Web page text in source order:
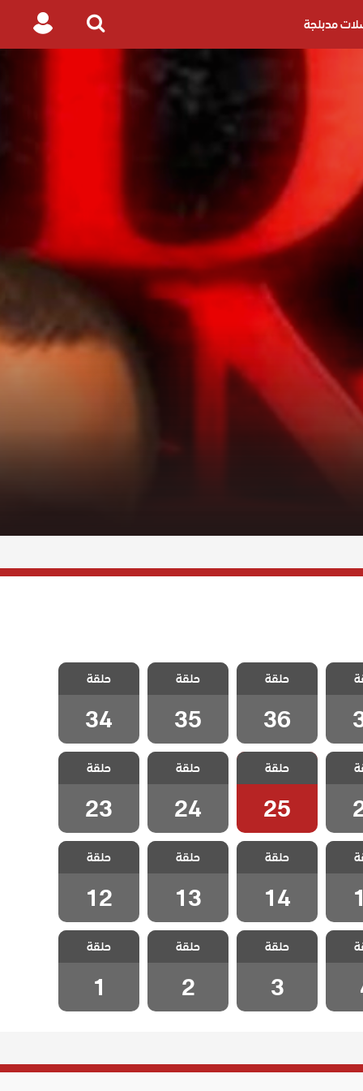
مدبلجة
Search
Login
37
مسلسل زينب
مدبلج الحلقة 36
حلقة
36
مسلسل زينب
مدبلج الحلقة 35
حلقة
35
مسلسل زينب
مدبلج الحلقة 34
حلقة
34
26
مسلسل زينب
مدبلج الحلقة 25
حلقة
25
مسلسل زينب
مدبلج الحلقة 24
حلقة
24
مسلسل زينب
مدبلج الحلقة 23
حلقة
23
15
مسلسل زينب
مدبلج الحلقة 14
حلقة
14
مسلسل زينب
مدبلج الحلقة 13
حلقة
13
مسلسل زينب
مدبلج الحلقة 12
حلقة
12
4
مسلسل زينب
مدبلج الحلقة 3
حلقة
3
مسلسل زينب
مدبلج الحلقة 2
حلقة
2
مسلسل زينب
مدبلج الحلقة 1
حلقة
1